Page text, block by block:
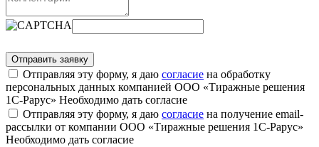
Отправляя эту форму, я даю согласие на обработку
персональных данных компанией ООО «Тиражные решения
1С-Рарус» Необходимо дать согласие
Отправляя эту форму, я даю согласие на получение email-
рассылки от компании ООО «Тиражные решения 1С-Рарус»
Необходимо дать согласие